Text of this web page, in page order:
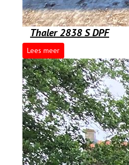
Thaler 2838 S DPF
Lees meer